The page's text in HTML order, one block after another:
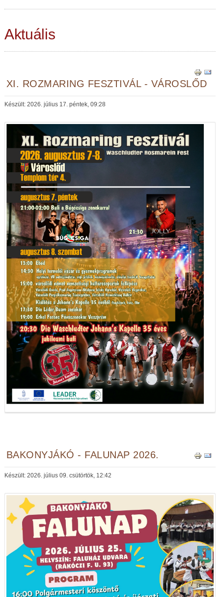
Aktuális
XI. ROZMARING FESZTIVÁL - VÁROSLŐD
Készült: 2026. július 17. péntek, 09:28
BAKONYJÁKÓ - FALUNAP 2026.
Készült: 2026. július 09. csütörtök, 12:42